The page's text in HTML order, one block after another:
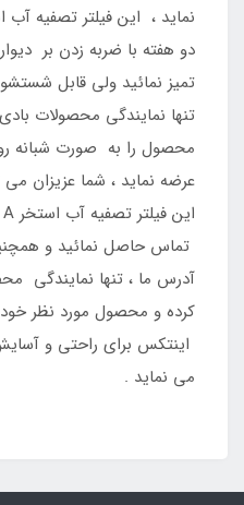
دو هفته با ضربه زدن بر
تمیز نمائید ولی قابل
تنها نمایندگی محصولات
محصول را به صورت شبانه
عرضه نماید ، شما عزیزان
تماس حاصل نمائید و
آدرس ما ، تنها نمایندگی
کرده و محصول مورد نظر خود
اینتکس برای راحتی و
می نماید .